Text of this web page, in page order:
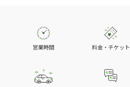
営業時間 料金・チケット